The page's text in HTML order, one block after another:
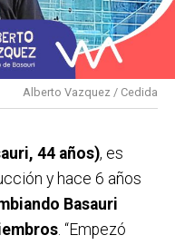
Alberto Vazquez / Cedida
44 años), es
y hace 6 años
Basauri
. “Empezó